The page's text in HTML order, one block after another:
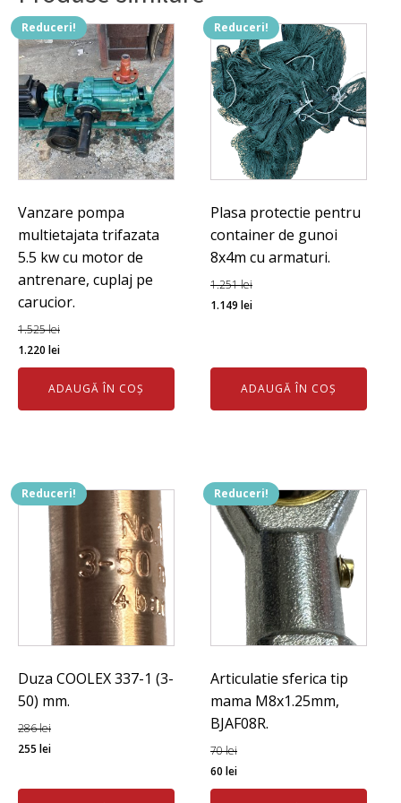
Reduceri!
Vanzare pompa
multietajata trifazata
5.5 kw cu motor de
antrenare, cuplaj pe
carucior.
1.525lei
Prețul
inițial
fost:
1.220 leiPrețul
curent
este:
1.220 lei.
ADAUGĂ ÎN COȘ
Reduceri!
Plasa protectie pentru
container de gunoi
8x4m cu armaturi.
1.251lei
Prețul
fost:
1.251 lei.
1.149leiPrețul
1.149 lei.
ADAUGĂ ÎN COȘ
Reduceri!
Duza COOLEX 337-1 (3-
50) mm.
286lei
Prețul
a
255 leiPrețul
este:
Reduceri!
Articulatie sferica tip
mama M8x1.25mm,
BJAF08R.
70lei
Prețul
inițial
60leiPrețul
curent